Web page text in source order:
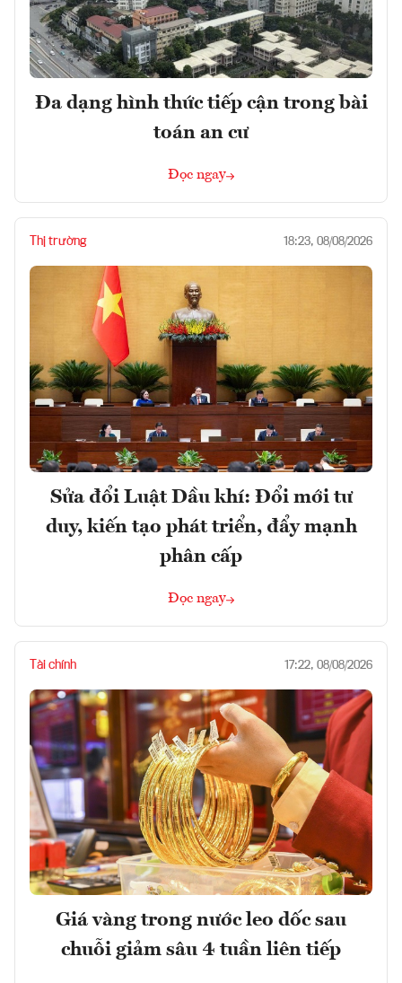
Đa dạng hình thức tiếp cận trong bài
toán an cư
Đọc ngay
Thị trường 18:23, 08/08/2026
Sửa đổi Luật Dầu khí: Đổi mới tư
duy, kiến tạo phát triển, đẩy mạnh
phân cấp
Đọc ngay
Tài chính 17:22, 08/08/2026
Giá vàng trong nước leo dốc sau
chuỗi giảm sâu 4 tuần liên tiếp